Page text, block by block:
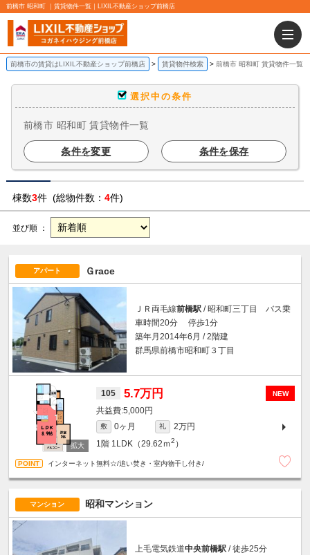
前橋市 昭和町 ｜賃貸物件一覧｜LIXIL不動産ショップ前橋店
前橋市の賃貸はLIXIL不動産ショップ前橋店 賃貸物件検索 前橋市 昭和町 賃貸物件一覧
選択中の条件
前橋市 昭和町 賃貸物件一覧
条件を変更 条件を保存
棟数3件 (総物件数： 4件)
並び順 ：
アパート Ｇrace
ＪＲ両毛線前橋駅 / 昭和町三丁目 バス乗
車時間20分 停歩1分
築年月2014年6月 / 2階建
群馬県前橋市昭和町３丁目
NEW
105 5.7万円
5,000円
敷 0ヶ月 礼
2万円
1階 1LDK（29.62ｍ2 ）
インターネット無料☆/追い焚き・室内物干し付き/
マンション 昭和マンション
上毛電気鉄道中央前橋駅 / 徒歩25分